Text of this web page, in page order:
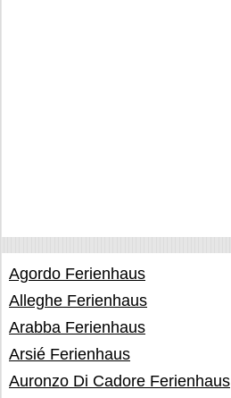
Agordo Ferienhaus
Alleghe Ferienhaus
Arabba Ferienhaus
Arsié Ferienhaus
Auronzo Di Cadore Ferienhaus